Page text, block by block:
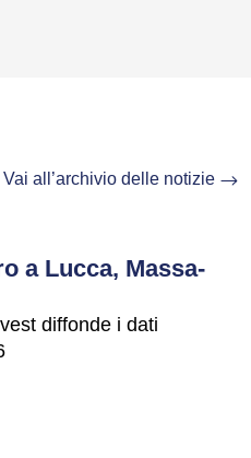
Vai all’archivio delle notizie
a Lucca, Massa-
diffonde i dati